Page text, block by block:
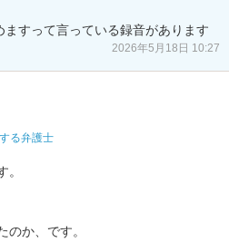
すって言っている録音があります
2026年5月18日 10:27
る弁護士
。
のか、です。